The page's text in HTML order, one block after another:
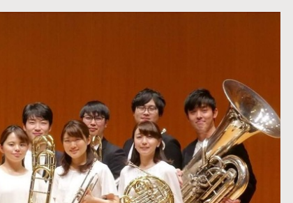
タグから探す キュレーターから探す 特集から探す
調達額が大きいプロジェクト